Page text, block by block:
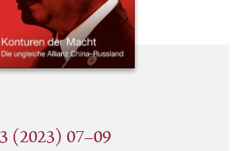
(2023) 07–09